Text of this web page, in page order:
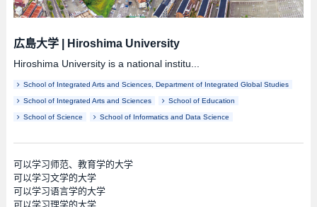
広島大学| Hiroshima University
Hiroshima University is a national institu...
School of Integrated Arts and Sciences, Department of Integrated Global Studies
School of Integrated Arts and Sciences School of Education
School of Science School of Informatics and Data Science
可以学习师范、教育学的大学
可以学习文学的大学
可以学习语言学的大学
可以学习理学的大学